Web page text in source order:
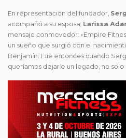
En representación del fundador,
acompañó a su esposa, Larissa
mensaje conmovedor: «Empire
un sueño que surgió con el
Benjamín. Fue entonces cuando
queríamos dejarle un legado, no solo